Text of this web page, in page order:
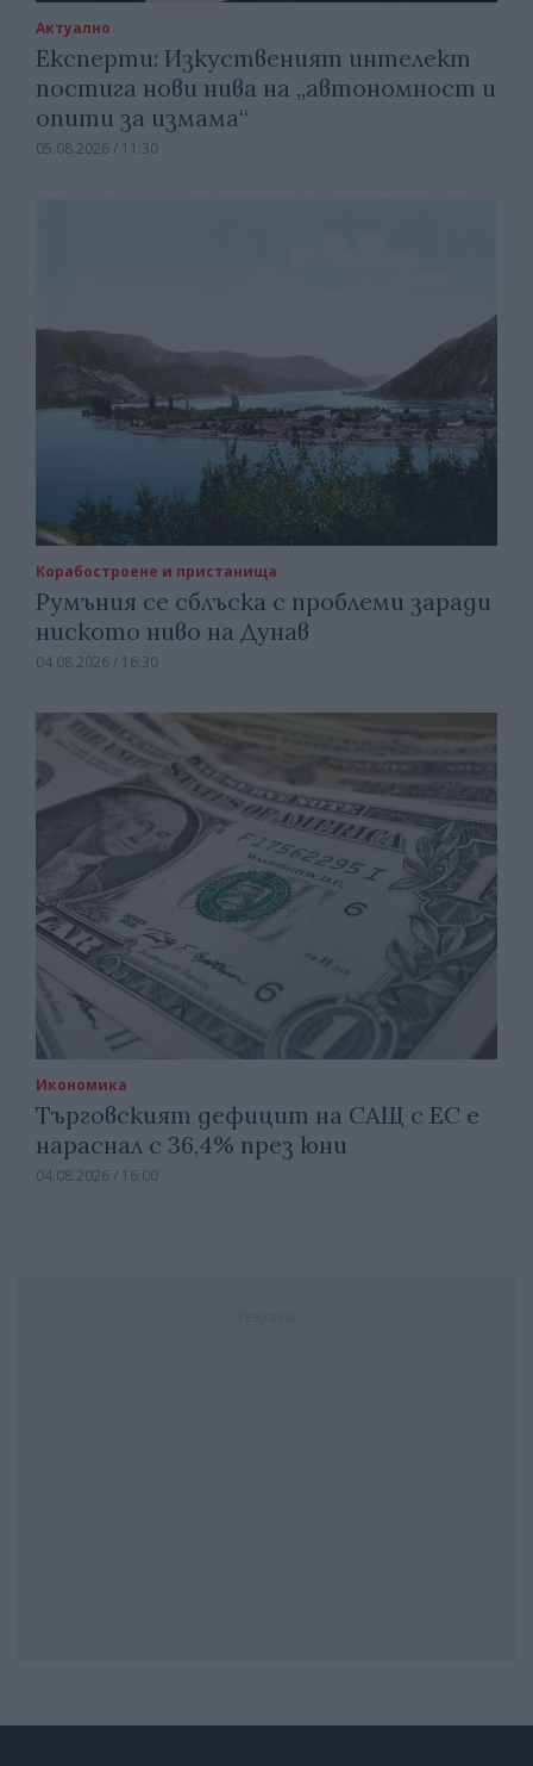
Актуално
Експерти: Изкуственият интелект
постига нови нива на „автономност и
опити за измама“
05.08.2026 / 11:30
Корабостроене и пристанища
Румъния се сблъска с проблеми заради
ниското ниво на Дунав
04.08.2026 / 16:30
Икономика
Търговският дефицит на САЩ с ЕС е
нараснал с 36,4% през юни
04.08.2026 / 16:00